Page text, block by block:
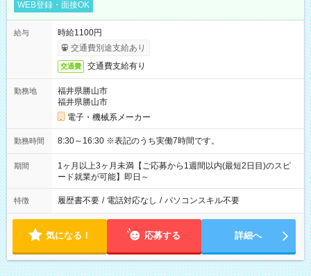
WEB登録・面接OK
給与
時給1100円
交通費別途支給あり
交通費 交通費支給有り
勤務地
福井県勝山市
福井県勝山市
電子・機械系メーカー
勤務時間 8:30～16:30 ※表記のうち実働7時間です。
期間
1ヶ月以上3ヶ月未満【ご応募から1週間以内(最短2日目)のスピ
ード就業が可能】即日～
特徴 履歴書不要 / 電話対応なし / パソコンスキル不要
気になる！ 応募する 詳細へ